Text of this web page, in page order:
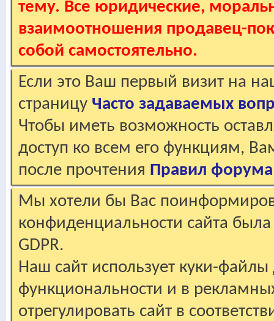
тему. Все юридические,
взаимоотношения продавец-
собой самостоятельно.
Если это Ваш первый визит на
страницу Часто задаваемых
Чтобы иметь возможность
доступ ко всем его функциям,
после прочтения Правил форума
Мы хотели бы Вас
конфиденциальности сайта
GDPR.
Наш сайт использует куки-файлы
функциональности и в
отрегулировать сайт в